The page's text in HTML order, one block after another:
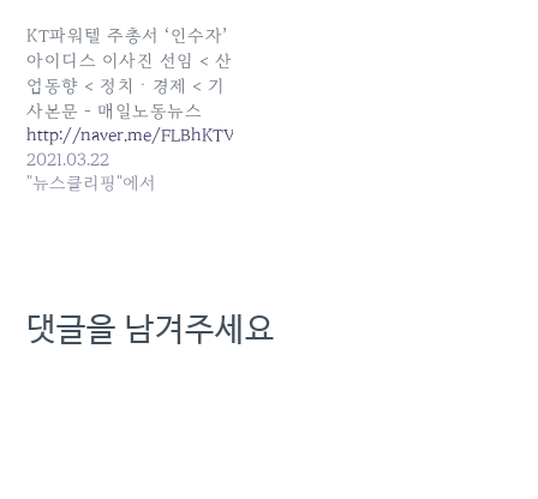
KT파워텔 주총서 ‘인수자’
아이디스 이사진 선임 < 산
업동향 < 정치ㆍ경제 < 기
사본문 - 매일노동뉴스
http://naver.me/FLBhKTVE
2021.03.22
"뉴스클리핑"에서
댓글을 남겨주세요